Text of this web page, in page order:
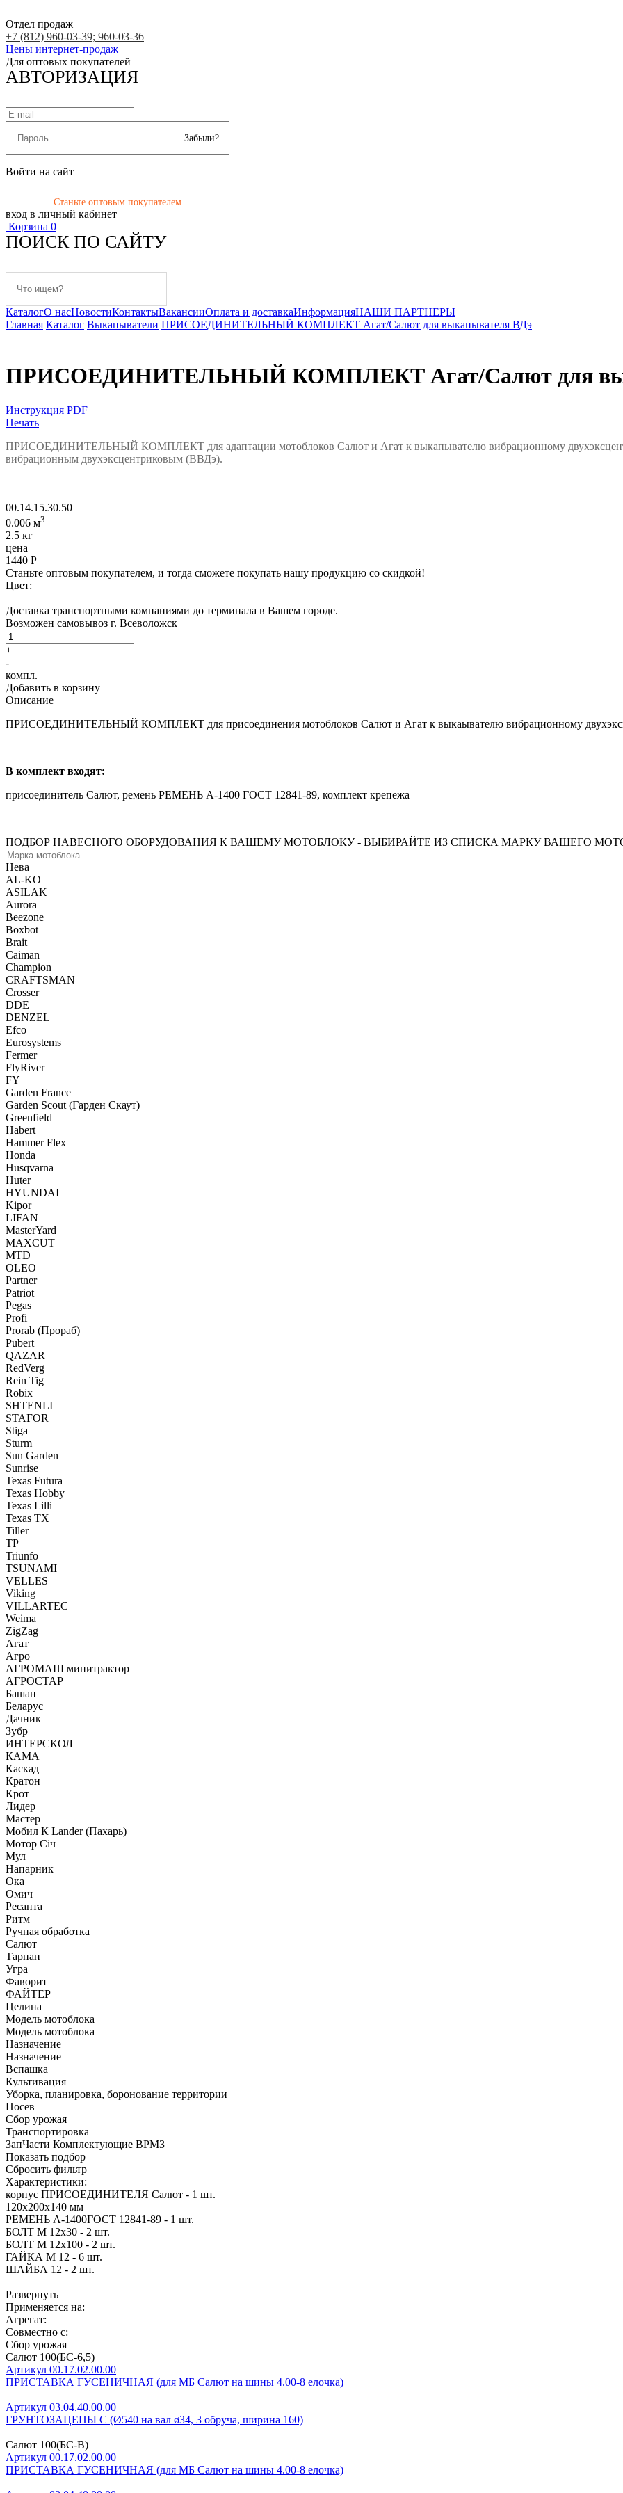
Отдел продаж
+7 (812) 960-03-39; 960-03-36
Цены интернет-продаж
Для оптовых покупателей
АВТОРИЗАЦИЯ
Забыли?
Войти на сайт
Станьте оптовым покупателем
вход в личный кабинет
Корзина 0
ПОИСК ПО САЙТУ
КаталогО насНовостиКонтактыВакансииОплата и доставкаИнформацияНАШИ ПАРТНЕРЫ
Главная Каталог Выкапыватели ПРИСОЕДИНИТЕЛЬНЫЙ КОМПЛЕКТ Агат/Салют для выкапывателя ВДэ
ПРИСОЕДИНИТЕЛЬНЫЙ КОМПЛЕКТ Агат/Салют для
Инструкция PDF
Печать
ПРИСОЕДИНИТЕЛЬНЫЙ КОМПЛЕКТ для адаптации мотоблоков Салют и Агат к выкапывателю вибрационному
вибрационным двухэксцентриковым (ВВДэ).
00.14.15.30.50
0.006 м3
2.5 кг
цена
1440 Р
Станьте оптовым покупателем, и тогда сможете покупать нашу продукцию со скидкой!
Цвет:
Доставка транспортными компаниями до терминала в Вашем городе.
Возможен самовывоз г. Всеволожск
+
-
компл.
Добавить в корзину
Описание
ПРИСОЕДИНИТЕЛЬНЫЙ КОМПЛЕКТ для присоединения мотоблоков Салют и Агат к выкаывателю вибрационному
В комплект входят:
присоединитель Салют, ремень РЕМЕНЬ А-1400 ГОСТ 12841-89, комплект крепежа
ПОДБОР НАВЕСНОГО ОБОРУДОВАНИЯ К ВАШЕМУ МОТОБЛОКУ - ВЫБИРАЙТЕ ИЗ СПИСКА МАРКУ ВАШЕГО
Нева
AL-KO
ASILAK
Aurora
Beezone
Boxbot
Brait
Caiman
Champion
CRAFTSMAN
Crosser
DDE
DENZEL
Efco
Eurosystems
Fermer
FlyRiver
FY
Garden France
Garden Scout (Гарден Скаут)
Greenfield
Habert
Hammer Flex
Honda
Husqvarna
Huter
HYUNDAI
Kipor
LIFAN
MasterYard
MAXCUT
MTD
OLEO
Partner
Patriot
Pegas
Profi
Prorab (Прораб)
Pubert
QAZAR
RedVerg
Rein Tig
Robix
SHTENLI
STAFOR
Stiga
Sturm
Sun Garden
Sunrise
Texas Futura
Texas Hobby
Texas Lilli
Texas TX
Tiller
TP
Triunfo
TSUNAMI
VELLES
Viking
VILLARTEC
Weima
ZigZag
Агат
Агро
АГРОМАШ минитрактор
АГРОСТАР
Башан
Беларус
Дачник
Зубр
ИНТЕРСКОЛ
КАМА
Каскад
Кратон
Крот
Лидер
Мастер
Мобил К Lander (Пахарь)
Мотор Сiч
Мул
Напарник
Ока
Омич
Ресанта
Ритм
Ручная обработка
Салют
Тарпан
Угра
Фаворит
ФАЙТЕР
Целина
Модель мотоблока
Модель мотоблока
Назначение
Назначение
Вспашка
Культивация
Уборка, планировка, боронование территории
Посев
Сбор урожая
Транспортировка
ЗапЧасти Комплектующие ВРМЗ
Показать подбор
Сбросить фильтр
Характеристики:
корпус ПРИСОЕДИНИТЕЛЯ Салют - 1 шт.
120х200х140 мм
РЕМЕНЬ А-1400ГОСТ 12841-89 - 1 шт.
БОЛТ М 12х30 - 2 шт.
БОЛТ М 12х100 - 2 шт.
ГАЙКА М 12 - 6 шт.
ШАЙБА 12 - 2 шт.
Развернуть
Применяется на:
Агрегат:
Совместно с:
Сбор урожая
Салют 100(БС-6,5)
Артикул 00.17.02.00.00
ПРИСТАВКА ГУСЕНИЧНАЯ (для МБ Салют на шины 4.00-8 елочка)
Артикул 03.04.40.00.00
ГРУНТОЗАЦЕПЫ С (Ø540 на вал ø34, 3 обруча, ширина 160)
Салют 100(БС-В)
Артикул 00.17.02.00.00
ПРИСТАВКА ГУСЕНИЧНАЯ (для МБ Салют на шины 4.00-8 елочка)